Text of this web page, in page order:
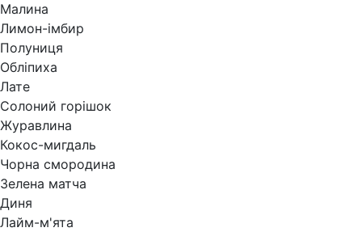
Малина
Лимон-імбир
Полуниця
Обліпиха
Лате
Солоний горішок
Журавлина
Кокос-мигдаль
Чорна смородина
Зелена матча
Диня
Лайм-м'ята